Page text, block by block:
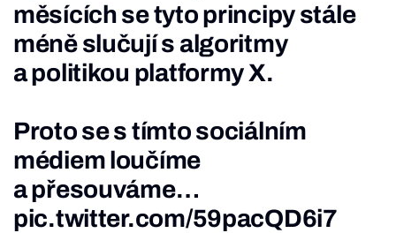
měsících se tyto principy stále
méně slučují s algoritmy
a politikou platformy X.
Proto se s tímto sociálním
médiem loučíme
a přesouváme…
pic.twitter.com/59pacQD6i7